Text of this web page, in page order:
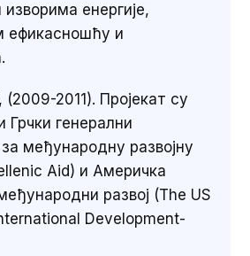
енергије,
ефикасношћу и
(2009-2011). Пројекат су
Грчки генерални
међународну развојну
Aid) и Америчка
развој (The US
Development-